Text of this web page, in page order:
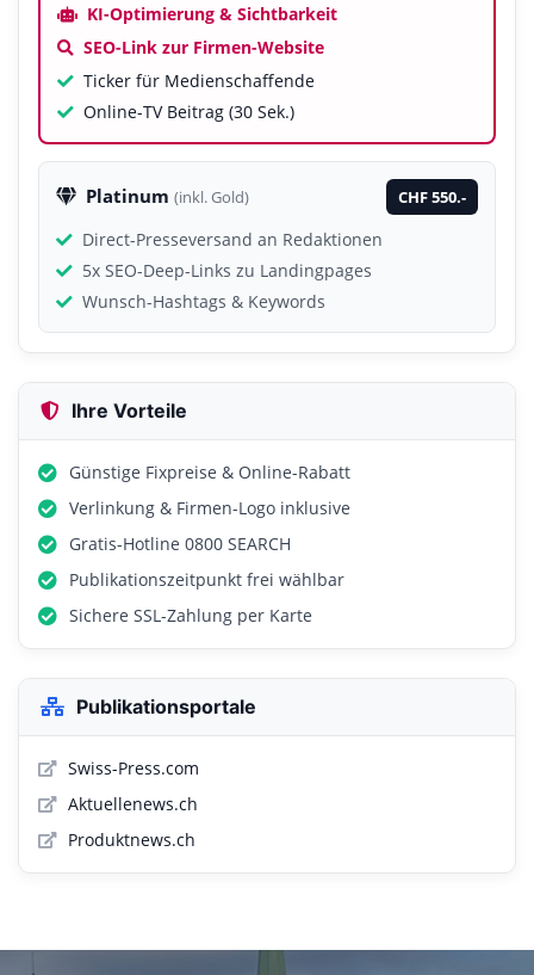
KI-Optimierung & Sichtbarkeit
SEO-Link zur Firmen-Website
Ticker für Medienschaffende
Online-TV Beitrag (30 Sek.)
Platinum (inkl. Gold) CHF 550.-
Direct-Presseversand an Redaktionen
5x SEO-Deep-Links zu Landingpages
Wunsch-Hashtags & Keywords
Ihre Vorteile
Günstige Fixpreise & Online-Rabatt
Verlinkung & Firmen-Logo inklusive
Gratis-Hotline 0800 SEARCH
Publikationszeitpunkt frei wählbar
Sichere SSL-Zahlung per Karte
Publikationsportale
Swiss-Press.com
Aktuellenews.ch
Produktnews.ch